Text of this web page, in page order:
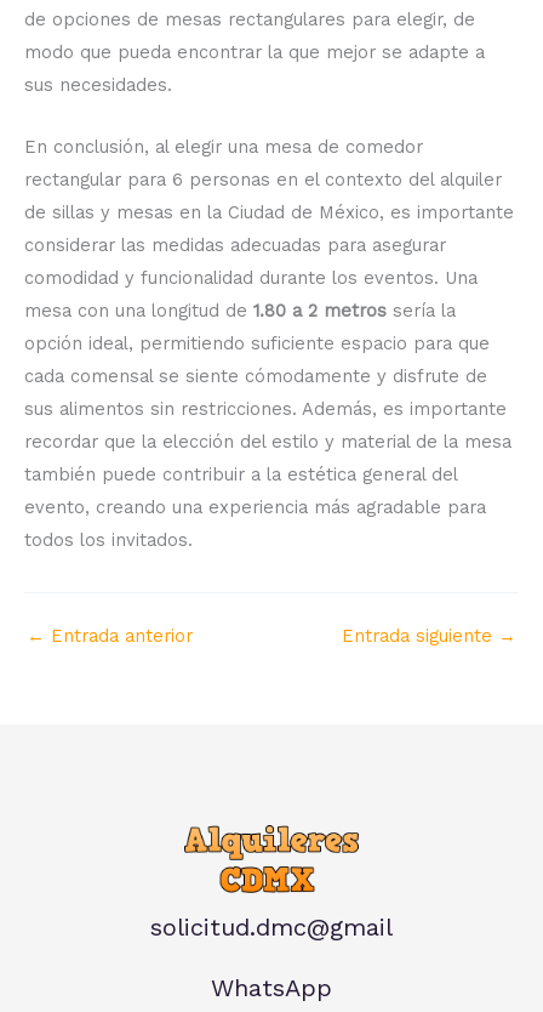
de opciones de mesas rectangulares para elegir, de
modo que pueda encontrar la que mejor se adapte a
sus necesidades.
En conclusión, al elegir una mesa de comedor
rectangular para 6 personas en el contexto del alquiler
de sillas y mesas en la Ciudad de México, es importante
considerar las medidas adecuadas para asegurar
comodidad y funcionalidad durante los eventos. Una
mesa con una longitud de 1.80 a 2 metros sería la
opción ideal, permitiendo suficiente espacio para que
cada comensal se siente cómodamente y disfrute de
sus alimentos sin restricciones. Además, es importante
recordar que la elección del estilo y material de la mesa
también puede contribuir a la estética general del
evento, creando una experiencia más agradable para
todos los invitados.
← Entrada anterior Entrada siguiente →
solicitud.dmc@gmail
WhatsApp